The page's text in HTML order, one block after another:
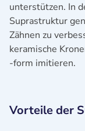
unterstützen. In
Suprastruktur
Zähnen zu
keramische
-form imitieren.
Vorteile der